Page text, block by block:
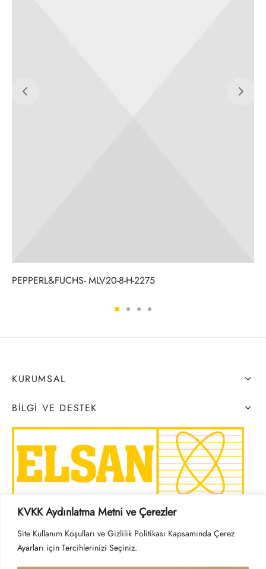
KVKK Aydınlatma Metni ve Çerezler
Site Kullanım Koşulları ve Gizlilik Politikası Kapsamında Çerez
Ayarları için Tercihlerinizi Seçiniz.
PEPPERL&FUCHS- MLV20-8-H-2275
KURUMSAL
BILGI VE DESTEK
SOSYAL MEDYA